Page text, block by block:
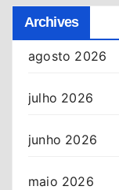
Archives
agosto 2026
julho 2026
junho 2026
maio 2026